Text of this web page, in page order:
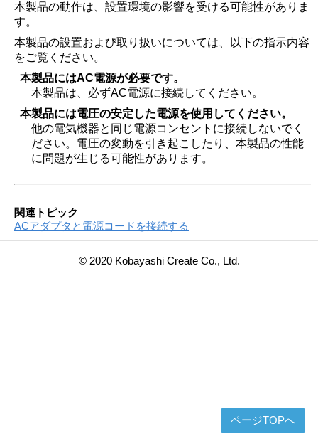
本製品の動作は、設置環境の影響を受ける可能性がありま
す。
本製品の設置および取り扱いについては、以下の指示内容
をご覧ください。
本製品にはAC電源が必要です。
本製品は、必ずAC電源に接続してください。
本製品には電圧の安定した電源を使用してください。
他の電気機器と同じ電源コンセントに接続しないでく
ださい。電圧の変動を引き起こしたり、本製品の性能
に問題が生じる可能性があります。
関連トピック
ACアダプタと電源コードを接続する
ページTOPへ
© 2020 Kobayashi Create Co., Ltd.